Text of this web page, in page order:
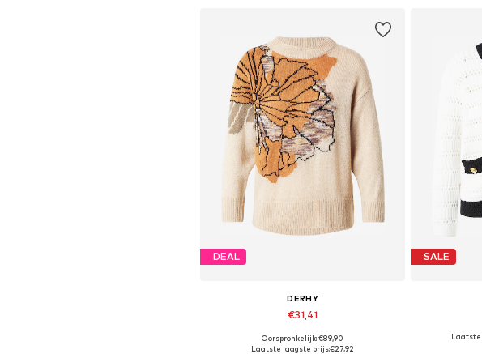
DEAL
DERHY
€31,41
Beschikbare maten: S, L, XL
Oorspronkelijk: €89,90
Laatste laagste prijs:€27,92
SALE
Laatste